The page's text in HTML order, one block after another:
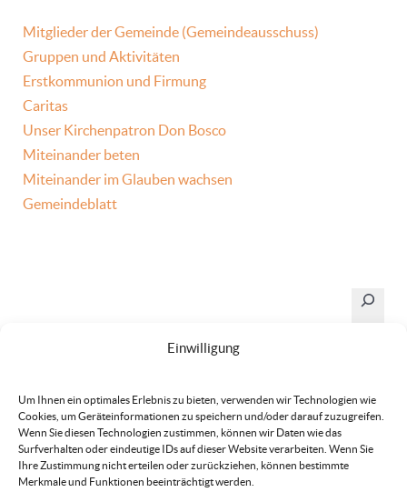
Einwilligung
Um Ihnen ein optimales Erlebnis zu bieten, verwenden wir Technologien wie
Cookies, um Geräteinformationen zu speichern und/oder darauf zuzugreifen.
Wenn Sie diesen Technologien zustimmen, können wir Daten wie das
Surfverhalten oder eindeutige IDs auf dieser Website verarbeiten. Wenn Sie
Ihre Zustimmung nicht erteilen oder zurückziehen, können bestimmte
Merkmale und Funktionen beeinträchtigt werden.
Mitglieder der Gemeinde (Gemeindeausschuss)
Gruppen und Aktivitäten
Erstkommunion und Firmung
Caritas
Unser Kirchenpatron Don Bosco
Miteinander beten
Miteinander im Glauben wachsen
Gemeindeblatt
Suchen